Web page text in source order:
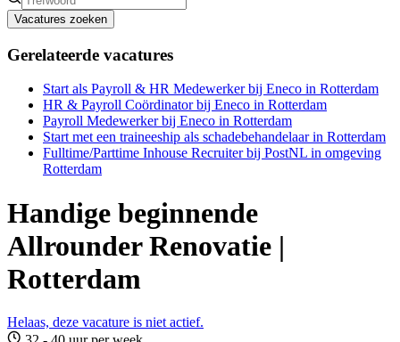
Vacatures zoeken
Gerelateerde vacatures
Start als Payroll & HR Medewerker bij Eneco in Rotterdam
HR & Payroll Coördinator bij Eneco in Rotterdam
Payroll Medewerker bij Eneco in Rotterdam
Start met een traineeship als schadebehandelaar in Rotterdam
Fulltime/Parttime Inhouse Recruiter bij PostNL in omgeving
Rotterdam
Handige beginnende
Allrounder Renovatie |
Rotterdam
Helaas, deze vacature is niet actief.